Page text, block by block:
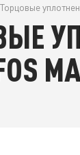
Торцовые